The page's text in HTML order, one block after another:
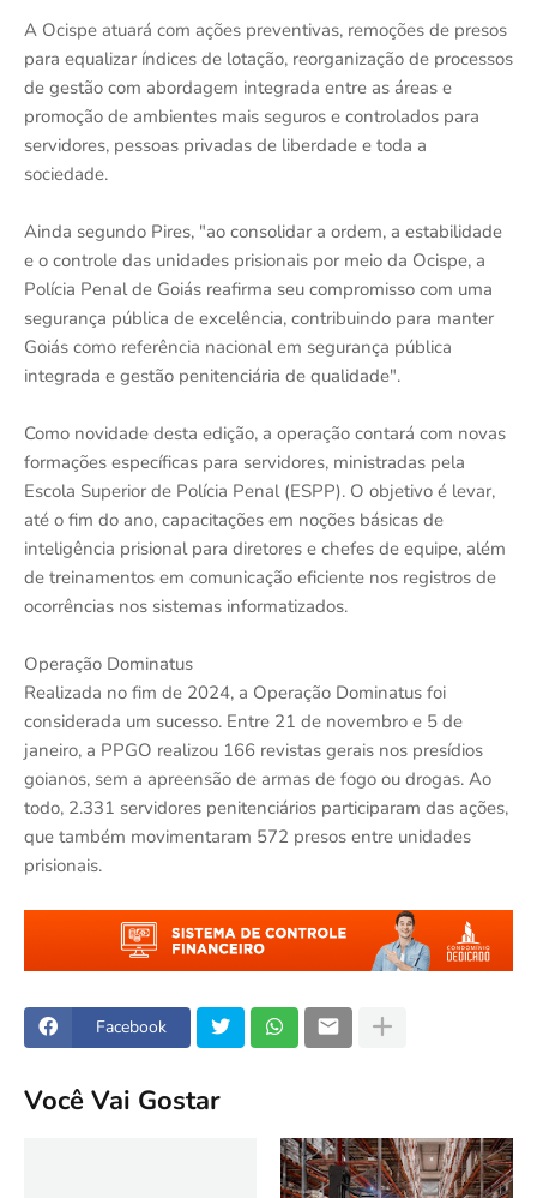
A Ocispe atuará com ações preventivas, remoções de presos
para equalizar índices de lotação, reorganização de processos
de gestão com abordagem integrada entre as áreas e
promoção de ambientes mais seguros e controlados para
servidores, pessoas privadas de liberdade e toda a
sociedade.
Ainda segundo Pires, "ao consolidar a ordem, a estabilidade
e o controle das unidades prisionais por meio da Ocispe, a
Polícia Penal de Goiás reafirma seu compromisso com uma
segurança pública de excelência, contribuindo para manter
Goiás como referência nacional em segurança pública
integrada e gestão penitenciária de qualidade".
Como novidade desta edição, a operação contará com novas
formações específicas para servidores, ministradas pela
Escola Superior de Polícia Penal (ESPP). O objetivo é levar,
até o fim do ano, capacitações em noções básicas de
inteligência prisional para diretores e chefes de equipe, além
de treinamentos em comunicação eficiente nos registros de
ocorrências nos sistemas informatizados.
Operação Dominatus
Realizada no fim de 2024, a Operação Dominatus foi
considerada um sucesso. Entre 21 de novembro e 5 de
janeiro, a PPGO realizou 166 revistas gerais nos presídios
goianos, sem a apreensão de armas de fogo ou drogas. Ao
todo, 2.331 servidores penitenciários participaram das ações,
que também movimentaram 572 presos entre unidades
prisionais.
Facebook
Você Vai Gostar